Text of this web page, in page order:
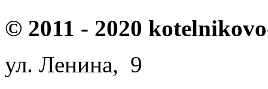
© 2011 - 2020
ул. Ленина, 9